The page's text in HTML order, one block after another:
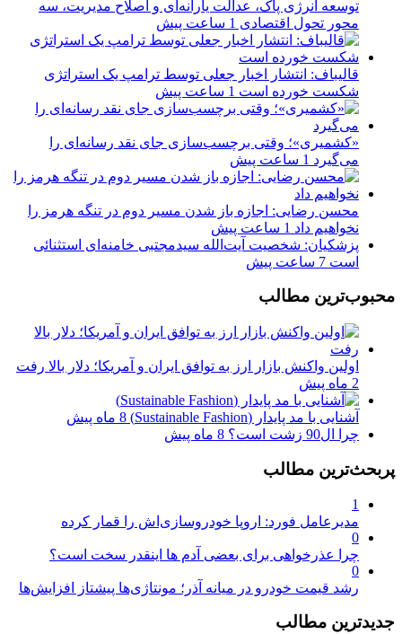
توسعه انرژی پاک، عدالت یارانه‌ای و اصلاح مدیریت، سه
محور تحول اقتصادی 1 ساعت پیش
قالیباف: انتشار اخبار جعلی توسط ترامپ یک استراتژی
شکست خورده است 1 ساعت پیش
«کشمیری»؛ وقتی برچسب‌سازی جای نقد رسانه‌ای را
می‌گیرد 1 ساعت پیش
محسن رضایی: اجازه باز شدن مسیر دوم در تنگه هرمز را
نخواهیم داد 1 ساعت پیش
پزشکیان: شخصیت آیت‌الله سیدمجتبی خامنه‌ای استثنائی
است 7 ساعت پیش
محبوب‌ترین مطالب
اولین واکنش بازار ارز به توافق ایران و آمریکا؛ دلار بالا رفت
2 ماه پیش
آشنایی با مد پایدار (Sustainable Fashion)
8 ماه پیش
چرا ال90 زشت است؟
8 ماه پیش
پربحث‌ترین مطالب
1
مدیرعامل فورد: اروپا خودروسازی‌اش را قمار کرده
0
چرا عذرخواهی برای بعضی آدم ها اینقدر سخت است؟
0
رشد قیمت خودرو در میانه آذر؛ مونتاژی‌ها پیشتاز افزایش‌ها
جدیدترین مطالب